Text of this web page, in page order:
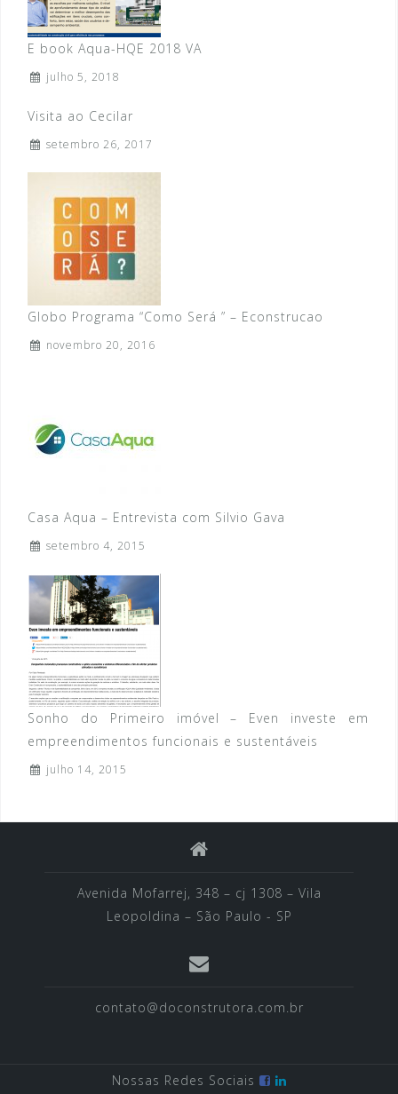
E book Aqua-HQE 2018 VA
julho 5, 2018
Visita ao Cecilar
setembro 26, 2017
Globo Programa “Como Será ” – Econstrucao
novembro 20, 2016
Casa Aqua – Entrevista com Silvio Gava
setembro 4, 2015
Sonho do Primeiro imóvel – Even investe em
empreendimentos funcionais e sustentáveis
julho 14, 2015
Avenida Mofarrej, 348 – cj 1308 – Vila
Leopoldina – São Paulo - SP
contato@doconstrutora.com.br
Nossas Redes Sociais